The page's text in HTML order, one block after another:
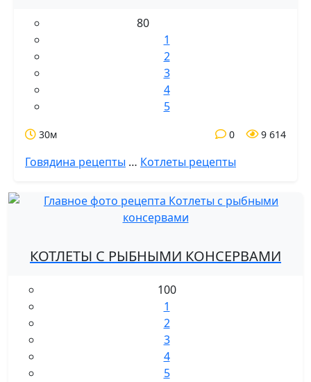
80
1
2
3
4
5
30м 9 614
0
Говядина рецепты … Котлеты рецепты
КОТЛЕТЫ С РЫБНЫМИ КОНСЕРВАМИ
100
1
2
3
4
5